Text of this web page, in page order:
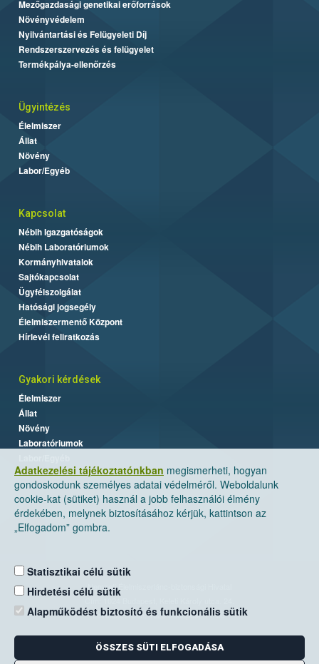
Adatkezelési tájékoztatónkban megismerheti, hogyan
gondoskodunk személyes adatai védelméről. Weboldalunk
cookie-kat (sütiket) használ a jobb felhasználói élmény
érdekében, melynek biztosításához kérjük, kattintson az
„Elfogadom” gombra.
Statisztikai célú sütik
Hirdetési célú sütik
Alapműködést biztosító és funkcionális sütik
ÖSSZES SÜTI ELFOGADÁSA
Mezőgazdasági genetikai erőforrások
Növényvédelem
Nyilvántartási és Felügyeleti Díj
Rendszerszervezés és felügyelet
Termékpálya-ellenőrzés
Ügyintézés
Élelmiszer
Állat
Növény
Labor/Egyéb
Kapcsolat
Nébih Igazgatóságok
Nébih Laboratóriumok
Kormányhivatalok
Sajtókapcsolat
Ügyfélszolgálat
Hatósági jogsegély
Élelmiszermentő Központ
Hírlevél feliratkozás
Gyakori kérdések
Élelmiszer
Állat
Növény
Laboratóriumok
Nemzeti Élelmiszerlánc-biztonsági Hivatal
Levelezési cím: 1525 Budapest. Pf. 30.
E-mail:ugyfelszolgalat@nebih.gov.hu